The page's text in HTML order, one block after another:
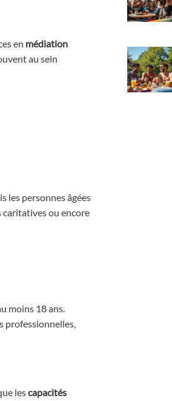
en médiation
au sein
les personnes âgées
caritatives ou encore
moins 18 ans.
professionnelles,
lescapacités